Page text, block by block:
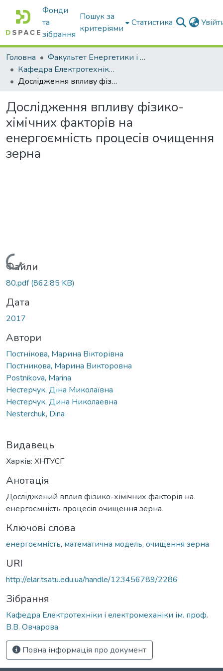
Фонди
та
зібрання
Пошук за
критеріями
Статистика
Головна
Факультет Енергетики і комп'ютерних технологій
Кафедра Електротехніки і електромеханіки ім. проф. В.В. Овчарова
Дослідження впливу фізико-хімічних факторів на енергоємність процесів очищення зерна
Дослідження впливу фізико-
хімічних факторів на
енергоємність процесів очищення
зерна
Вантажиться...
Файли
80.pdf(862.85 KB)
Дата
2017
Автори
Постнікова, Марина Вікторівна
Постникова, Марина Викторовна
Postnikova, Marina
Нестерчук, Діна Миколаївна
Нестерчук, Дина Николаевна
Nesterchuk, Dina
Видавець
Харків: ХНТУСГ
Анотація
Досліджений вплив фізико-хімічних факторів на
енергоємність процесів очищення зерна
Ключові слова
енергоємність, математична модель, очищення зерна
URI
http://elar.tsatu.edu.ua/handle/123456789/2286
Зібрання
Кафедра Електротехніки і електромеханіки ім. проф.
В.В. Овчарова
Повна інформація про документ